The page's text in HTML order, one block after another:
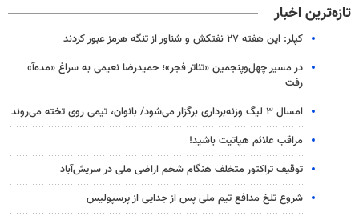
تازه‌ترین اخبار
کپلر: این هفته ۲۷ نفتکش و شناور از تنگه هرمز عبور کردند
در مسیر چهل‌وپنجمین «تئاتر فجر»؛ حمیدرضا نعیمی به سراغ «مده‌آ»
رفت
امسال ۳ لیگ وزنه‌برداری برگزار می‌شود/ بانوان، تیمی روی تخته می‌روند
مراقب علائم هپاتیت باشید!
توقیف تراکتور متخلف هنگام شخم اراضی ملی در سریش‌آباد
شروع تلخ مدافع تیم ملی پس از جدایی از پرسپولیس